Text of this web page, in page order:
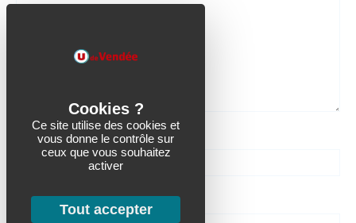
Nom
Email (ne sera pas publié)
Ce site utilise des cookies et
vous donne le contrôle sur
ceux que vous souhaitez
activer
Tout accepter